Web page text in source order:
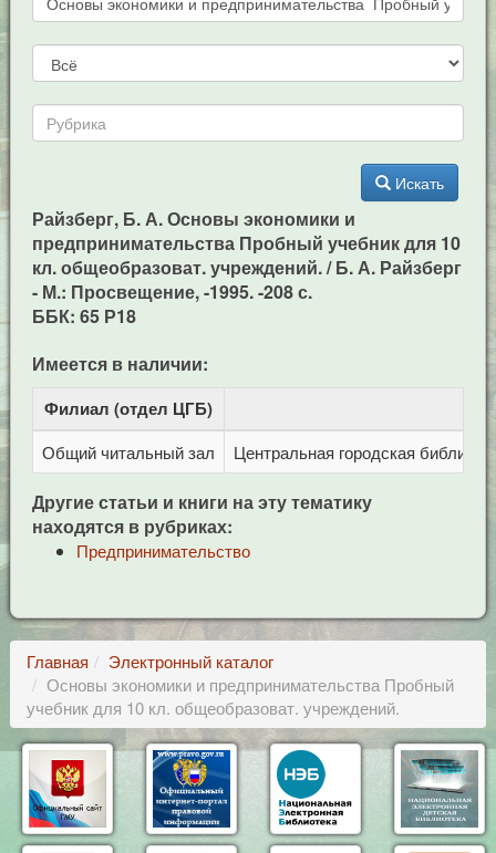
Искать
Райзберг, Б. А. Основы экономики и
предпринимательства Пробный учебник для 10
кл. общеобразоват. учреждений. / Б. А. Райзберг
- М.: Просвещение, -1995. -208 с.
ББК: 65 Р18
Имеется в наличии:
Филиал (отдел ЦГБ)
Общий читальный зал Центральная городская
Другие статьи и книги на эту тематику
находятся в рубриках:
Предпринимательство
Главная
Электронный каталог
Основы экономики и предпринимательства Пробный
учебник для 10 кл. общеобразоват. учреждений.